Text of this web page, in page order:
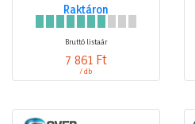
Raktáron
Bruttó listaár
7 861 Ft
/ db